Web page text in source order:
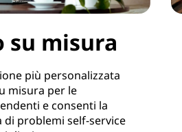
su misura
più personalizzata
misura per le
e consenti la
problemi self-service